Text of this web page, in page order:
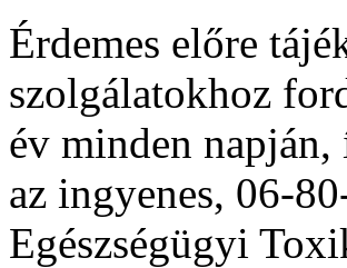
Érdemes előre
szolgálatokhoz
év minden
az ingyenes, 06-
Egészségügyi